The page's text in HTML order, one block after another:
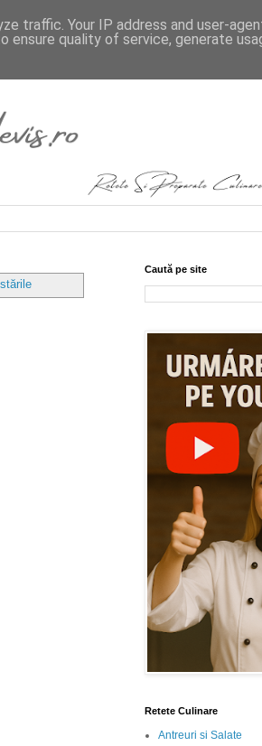
Caută pe site
Retete Culinare
Antreuri si Salate
traffic. Your IP address and user-
ensure quality of service, generate